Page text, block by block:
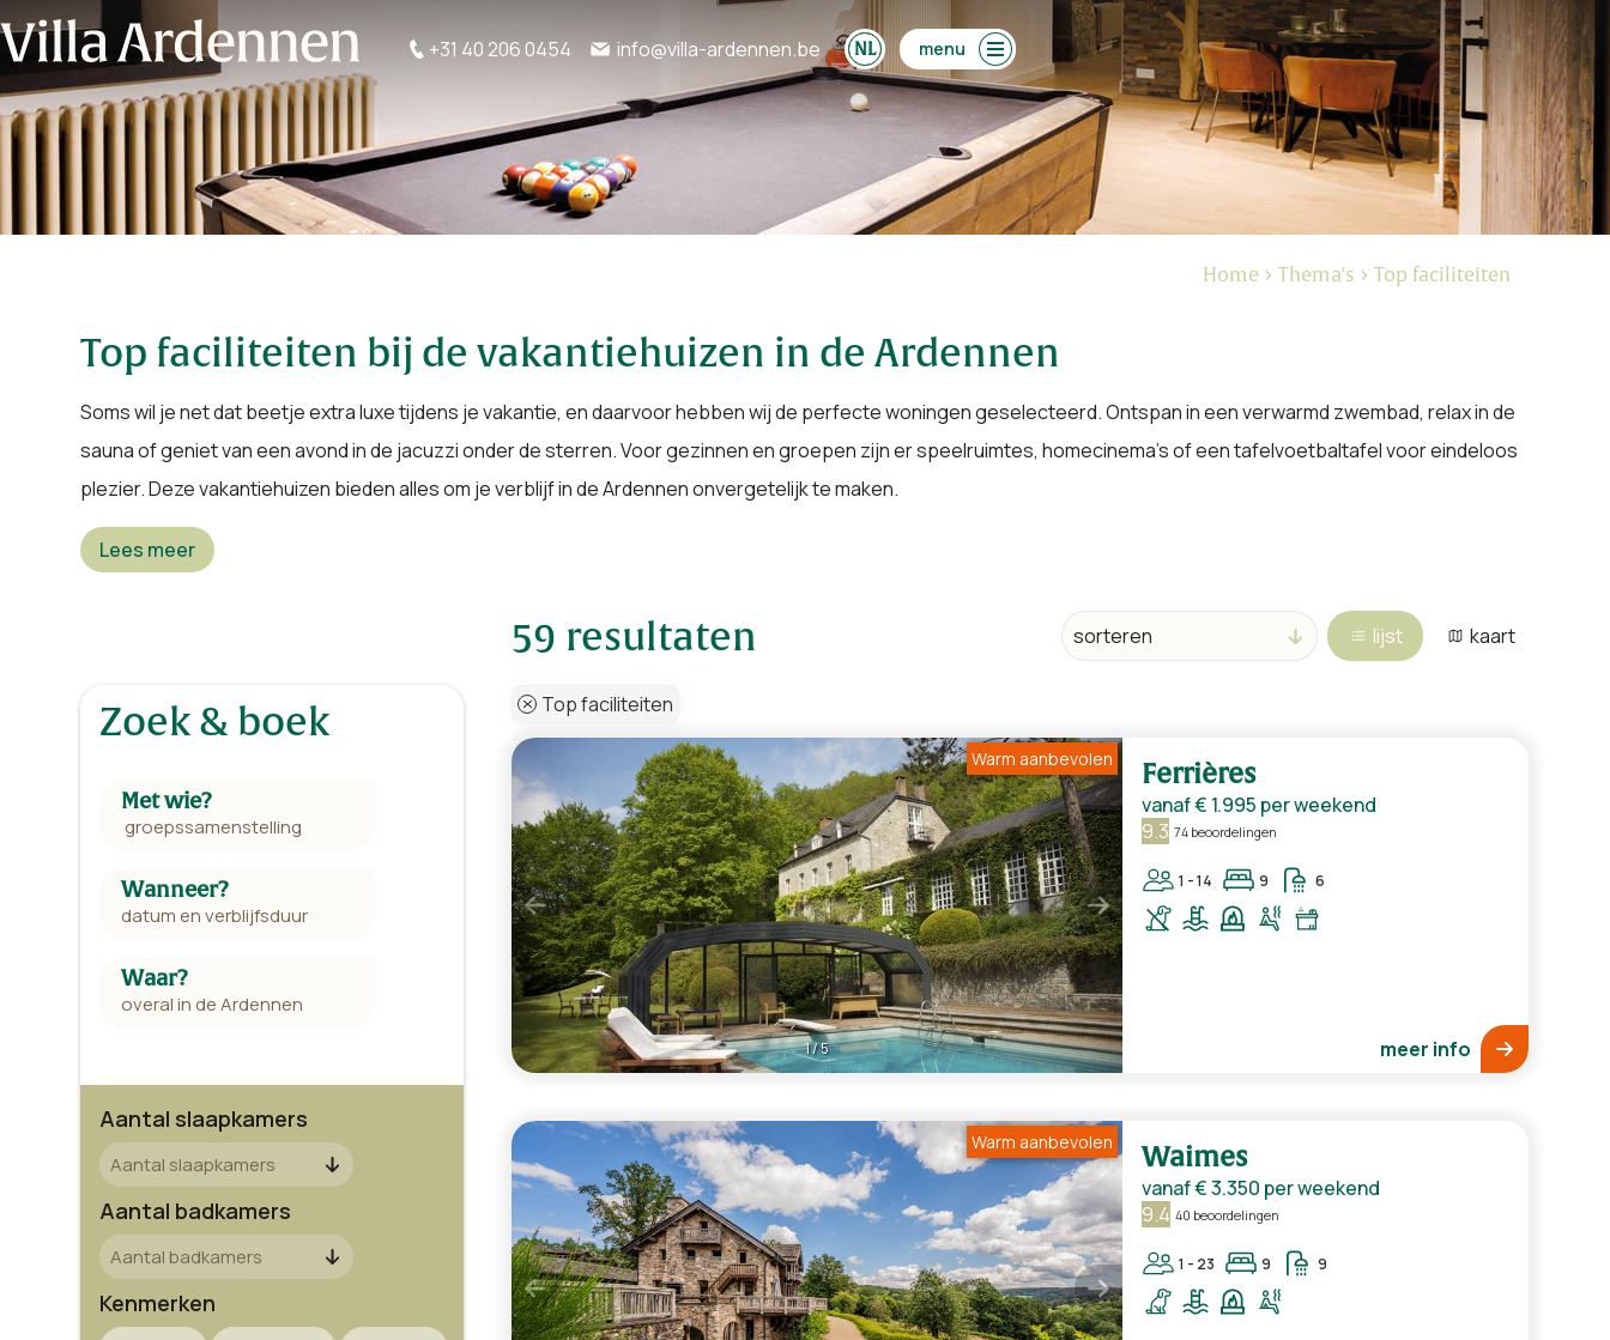
+31 40 206 0454 info@villa-ardennen.be menu
Home Thema's Top faciliteiten
Top faciliteiten bij de vakantiehuizen in de Ardennen
Soms wil je net dat beetje extra luxe tijdens je vakantie, en daarvoor hebben wij de perfecte woningen geselecteerd. Ontspan in een verwarmd zwembad, relax in de
sauna of geniet van een avond in de jacuzzi onder de sterren. Voor gezinnen en groepen zijn er speelruimtes, homecinema’s of een tafelvoetbaltafel voor eindeloos
plezier. Deze vakantiehuizen bieden alles om je verblijf in de Ardennen onvergetelijk te maken.
Lees meer
resultaten lijst kaart
Zoek & boek
Met wie?
Wanneer?
Waar?
Aantal slaapkamers
Aantal badkamers
Kenmerken
Top faciliteiten
Ferrières
vanaf€ 1.995 per weekend
9.3 74 beoordelingen
1 - 14 9 6
meer info
1/5
Warm aanbevolen
Waimes
vanaf€ 3.350 per weekend
9.4 40 beoordelingen
1 - 23 9 9
Warm aanbevolen